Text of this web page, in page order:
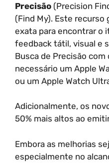
Precisão (Precision
(Find My). Este recurso
exata para encontrar o
feedback tátil, visual e
Busca de Precisão com
necessário um Apple
ou um Apple Watch
Adicionalmente, os
50% mais altos ao
Embora as melhorias
especialmente no